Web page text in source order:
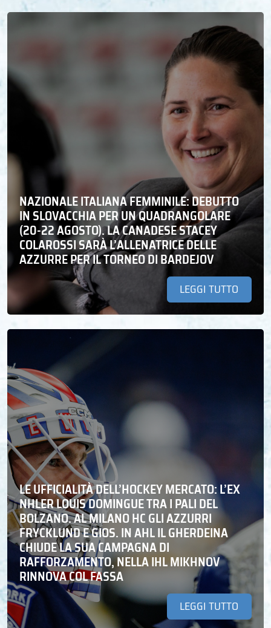
NAZIONALE ITALIANA FEMMINILE: DEBUTTO
IN SLOVACCHIA PER UN QUADRANGOLARE
(20-22 AGOSTO). LA CANADESE STACEY
COLAROSSI SARÀ L’ALLENATRICE DELLE
AZZURRE PER IL TORNEO DI BARDEJOV
LEGGI TUTTO
LE UFFICIALITÀ DELL’HOCKEY MERCATO: L’EX
NHLER LOUIS DOMINGUE TRA I PALI DEL
BOLZANO. AL MILANO HC GLI AZZURRI
FRYCKLUND E GIOS. IN AHL IL GHERDEINA
CHIUDE LA SUA CAMPAGNA DI
RAFFORZAMENTO, NELLA IHL MIKHNOV
RINNOVA COL FASSA
LEGGI TUTTO